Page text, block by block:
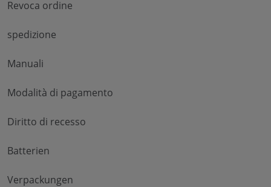
Revoca ordine
spedizione
Manuali
Modalità di pagamento
Diritto di recesso
Batterien
Verpackungen